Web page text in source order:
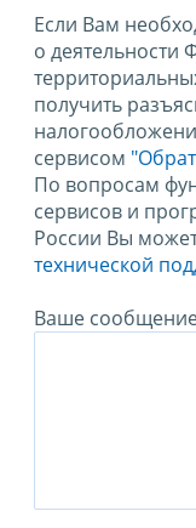
Если Вам
о деятельности
получить
сервисом
По вопросам
сервисов и
России Вы
технической
Ваше